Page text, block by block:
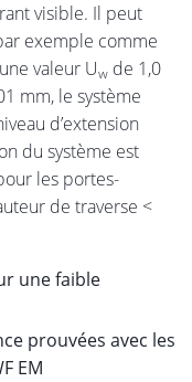
visible. Il peut
exemple comme
valeur Uw de 1,0
mm, le système
d’extension
du système est
les portes-
de traverse <
une faible
prouvées avec les
EM